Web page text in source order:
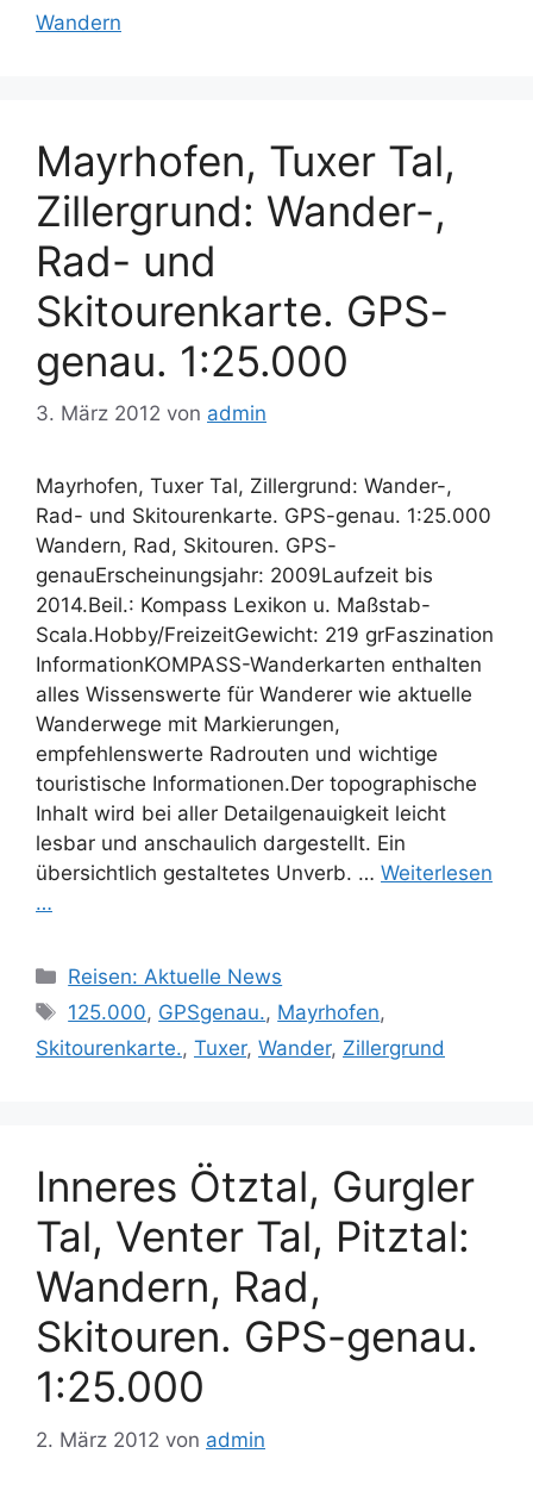
Wandern
Mayrhofen, Tuxer Tal,
Zillergrund: Wander-,
Rad- und
Skitourenkarte. GPS-
genau. 1:25.000
3. März 2012 von admin
Mayrhofen, Tuxer Tal, Zillergrund: Wander-,
Rad- und Skitourenkarte. GPS-genau. 1:25.000
Wandern, Rad, Skitouren. GPS-
genauErscheinungsjahr: 2009Laufzeit bis
2014.Beil.: Kompass Lexikon u. Maßstab-
Scala.Hobby/FreizeitGewicht: 219 grFaszination
InformationKOMPASS-Wanderkarten enthalten
alles Wissenswerte für Wanderer wie aktuelle
Wanderwege mit Markierungen,
empfehlenswerte Radrouten und wichtige
touristische Informationen.Der topographische
Inhalt wird bei aller Detailgenauigkeit leicht
lesbar und anschaulich dargestellt. Ein
übersichtlich gestaltetes Unverb. … Weiterlesen
…
Kategorien
Reisen: Aktuelle News
Schlagwörter
125.000, GPSgenau., Mayrhofen,
Skitourenkarte., Tuxer, Wander, Zillergrund
Inneres Ötztal, Gurgler
Tal, Venter Tal, Pitztal:
Wandern, Rad,
Skitouren. GPS-genau.
1:25.000
2. März 2012 von admin